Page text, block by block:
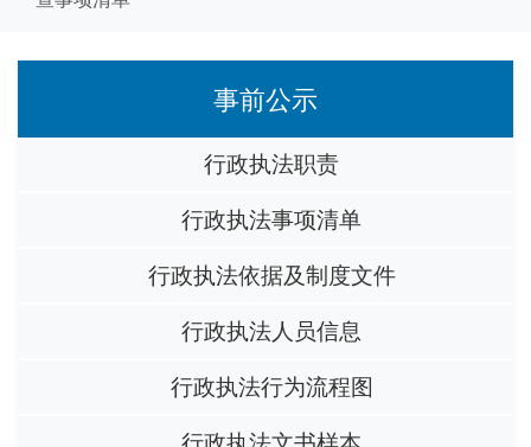
事前公示
行政执法职责
行政执法事项清单
行政执法依据及制度文件
行政执法人员信息
行政执法行为流程图